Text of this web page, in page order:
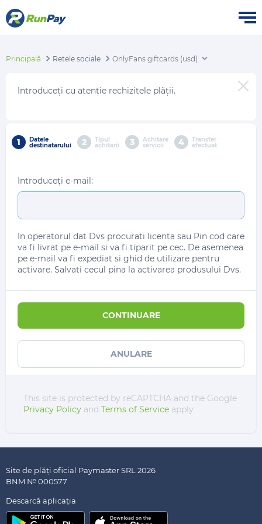
Principală Retele sociale OnlyFans giftcards (usd)
1 Datele
destinatarului 2 Tipul
achitarii 3 Achitare
servicii 4 Transfer
efectuat
Introduceţi e-mail:
In operatorul dat Dvs procurati licenta sau Pin cod care
va fi livrat pe e-mail si va fi tiparit pe cec. De asemenea
pe e-mail va fi expediat si ghid de utilizare pentru
activare. Salvati cecul pina la activarea produsului Dvs.
CONTINUARE
ANULARE
This site is protected by reCAPTCHA and the Google
Privacy Policy and Terms of Service apply
Introduceți cu atenție rechizitele plății.
Site de plăți oficial Paymaster SRL 2026
BNM № 000577
Descarсă aplicația